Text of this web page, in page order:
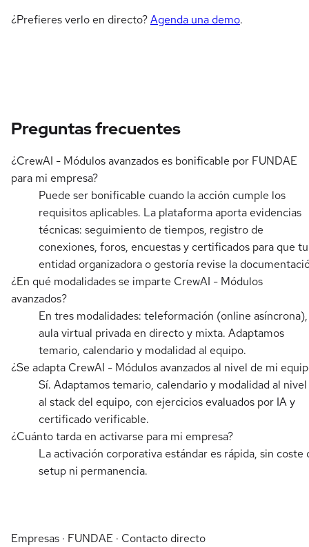
¿Prefieres verlo en directo?Agenda una demo.
Preguntas frecuentes
¿CrewAI - Módulos avanzados es bonificable por FUNDAE
para mi empresa?
Puede ser bonificable cuando la acción cumple los
requisitos aplicables. La plataforma aporta evidencias
técnicas: seguimiento de tiempos, registro de
conexiones, foros, encuestas y certificados para que tu
entidad organizadora o gestoría revise la
¿En qué modalidades se imparte CrewAI - Módulos
avanzados?
En tres modalidades: teleformación (online asíncrona),
aula virtual privada en directo y mixta. Adaptamos
temario, calendario y modalidad al equipo.
¿Se adapta CrewAI - Módulos avanzados al nivel de mi
Sí. Adaptamos temario, calendario y modalidad al
al stack del equipo, con ejercicios evaluados por IA y
certificado verificable.
¿Cuánto tarda en activarse para mi empresa?
La activación corporativa estándar es rápida, sin coste
setup ni permanencia.
Empresas · FUNDAE · Contacto directo